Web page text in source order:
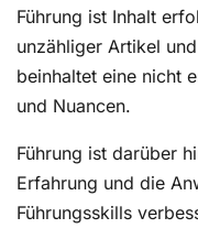
Führung ist Inhalt
unzähliger Artikel
beinhaltet eine nicht
und Nuancen.
Führung ist darüber
Erfahrung und die
Führungsskills